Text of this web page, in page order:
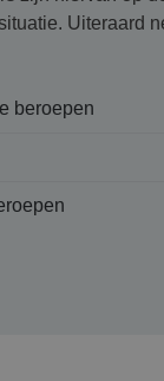
Uiteraard
beroepen